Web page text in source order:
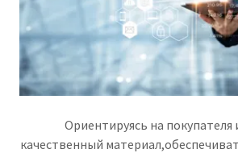
Ориентируясь на покупателя
качественный